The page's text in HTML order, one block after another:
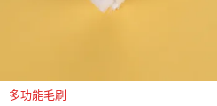
多功能毛刷